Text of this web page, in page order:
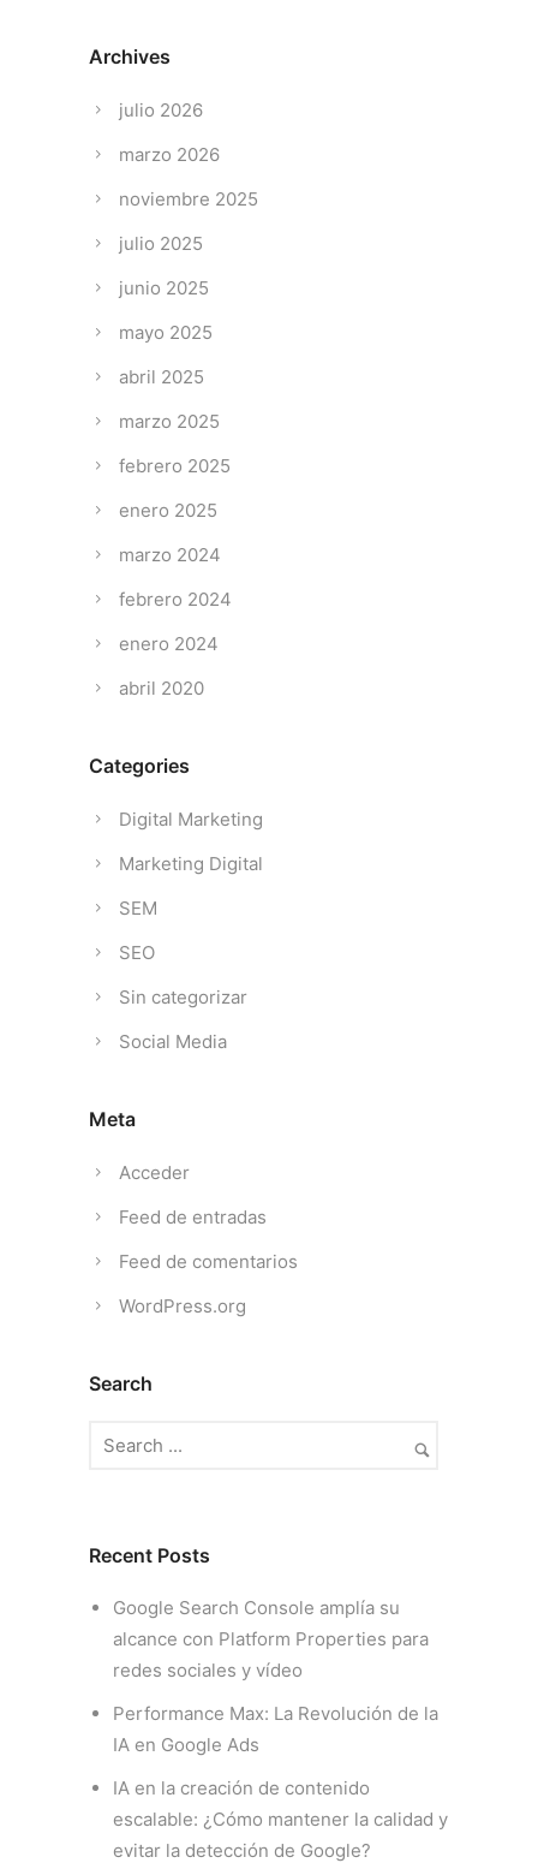
Archives
julio 2026
marzo 2026
noviembre 2025
julio 2025
junio 2025
mayo 2025
abril 2025
marzo 2025
febrero 2025
enero 2025
marzo 2024
febrero 2024
enero 2024
abril 2020
Categories
Digital Marketing
Marketing Digital
SEM
SEO
Sin categorizar
Social Media
Meta
Acceder
Feed de entradas
Feed de comentarios
WordPress.org
Search
Recent Posts
Google Search Console amplía su
alcance con Platform Properties para
redes sociales y vídeo
Performance Max: La Revolución de la
IA en Google Ads
IA en la creación de contenido
escalable: ¿Cómo mantener la calidad y
evitar la detección de Google?